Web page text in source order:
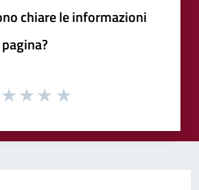
chiare le informazioni